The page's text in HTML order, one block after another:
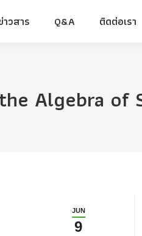
าวสาร Q&A ติดต่อเรา
Algebra of
JUN
9
าวสาร Q&A ติดต่อเรา